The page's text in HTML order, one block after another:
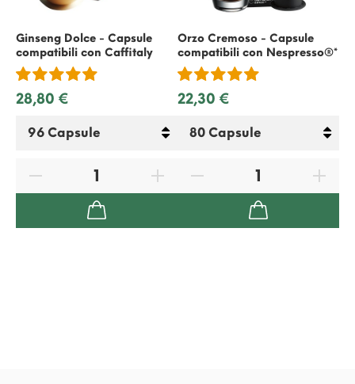
Ginseng Dolce - Capsule
compatibili con Caffitaly
28,80 €
Orzo Cremoso - Capsule
compatibili con Nespresso®*
22,30 €